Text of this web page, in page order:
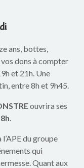
ans, bottes,
dons à compter
et 21h. Une
entre 8h et 9h45.
ouvrira ses
.
du groupe
qui
Quant aux